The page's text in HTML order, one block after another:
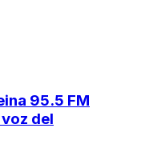
95.5 FM
del